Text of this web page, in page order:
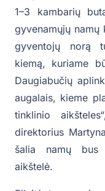
1–3 kambarių
gyvenamųjų namų
gyventojų norą
kiemą, kuriame
Daugiabučių
augalais, kieme
tinklinio
direktorius
šalia namų bus
aikštelė.